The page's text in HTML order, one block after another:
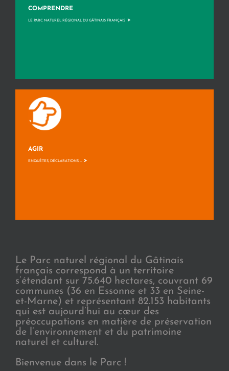
COMPRENDRE
LE PARC NATUREL RÉGIONAL DU GÂTINAIS FRANÇAIS >
AGIR
ENQUÊTES, DÉCLARATIONS, ... >
Le Parc naturel régional du Gâtinais
français correspond à un territoire
s’étendant sur 75.640 hectares, couvrant 69
communes (36 en Essonne et 33 en Seine-
et-Marne) et représentant 82.153 habitants
qui est aujourd’hui au cœur des
préoccupations en matière de préservation
de l’environnement et du patrimoine
naturel et culturel.
Bienvenue dans le Parc !